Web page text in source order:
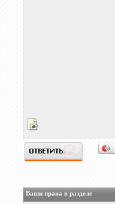
Ваши права в разделе